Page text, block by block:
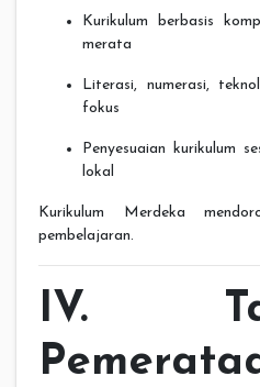
Kurikulum berbasis
merata
Literasi, numerasi,
fokus
Penyesuaian kurikulum
lokal
Kurikulum Merdeka
pembelajaran.
IV.